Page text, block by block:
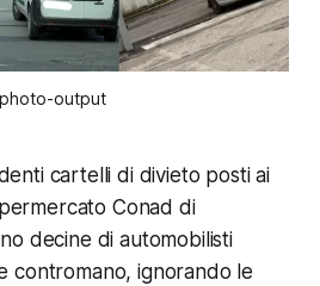
photo-output
cartelli di divieto posti ai
Conad di
decine di automobilisti
contromano, ignorando le